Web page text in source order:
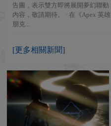
告圖，表示雙方即將展開夢幻聯
內容，敬請期待。 · 在《Apex 英
朋克...
[更多相關新聞]